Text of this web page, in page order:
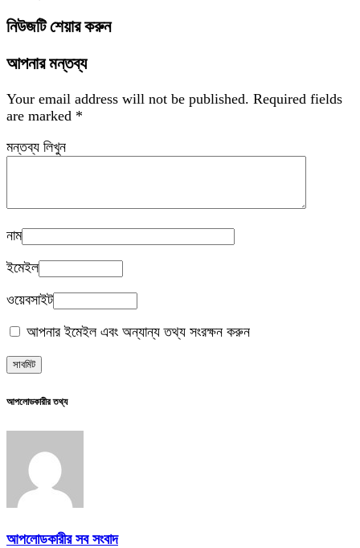
নিউজটি শেয়ার করুন
আপনার মন্তব্য
Your email address will not be published. Required fields
are marked *
মন্তব্য লিখুন
নাম
ইমেইল
ওয়েবসাইট
আপনার ইমেইল এবং অন্যান্য তথ্য সংরক্ষন করুন
আপলোডকারীর তথ্য
আপলোডকারীর সব সংবাদ